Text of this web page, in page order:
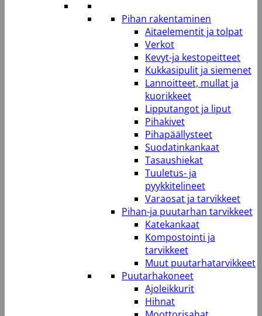
Pihan rakentaminen
Aitaelementit ja tolpat
Verkot
Kevyt-ja kestopeitteet
Kukkasipulit ja siemenet
Lannoitteet, mullat ja
kuorikkeet
Lipputangot ja liput
Pihakivet
Pihapäällysteet
Suodatinkankaat
Tasaushiekat
Tuuletus- ja
pyykkitelineet
Varaosat ja tarvikkeet
Pihan-ja puutarhan tarvikkeet
Katekankaat
Kompostointi ja
tarvikkeet
Muut puutarhatarvikkeet
Puutarhakoneet
Ajoleikkurit
Hihnat